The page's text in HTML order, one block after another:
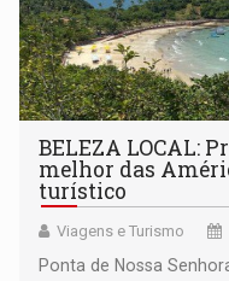
BELEZA LOCAL:
melhor das
turístico
Viagens e Turismo
Ponta de Nossa